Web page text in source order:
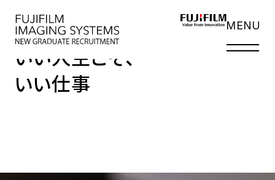
MENU
LIFE
いい人生こそ、
いい仕事